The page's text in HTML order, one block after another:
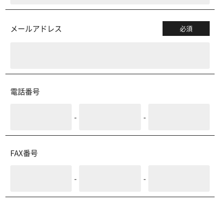
メールアドレス 必須
電話番号
- -
FAX番号
- -